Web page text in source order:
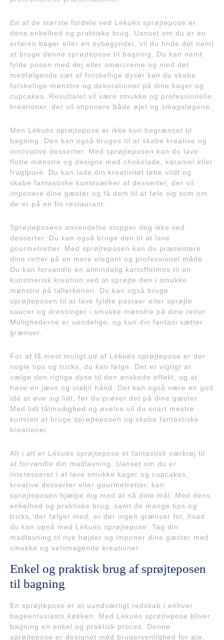
En af de største fordele ved Lékués sprøjtepose er
dens enkelhed og praktiske brug. Uanset om du er en
erfaren bager eller en nybegynder, vil du finde det nemt
at bruge denne sprøjtepose til bagning. Du kan nemt
fylde posen med dej eller smørcreme og med det
medfølgende sæt af forskellige dyser kan du skabe
forskellige mønstre og dekorationer på dine kager og
cupcakes. Resultatet vil være smukke og professionelle
kreationer, der vil imponere både øjet og smagsløgene.
Men Lékués sprøjtepose er ikke kun begrænset til
bagning. Den kan også bruges til at skabe kreative og
innovative desserter. Med sprøjteposen kan du lave
flotte mønstre og designs med chokolade, karamel eller
frugtpuré. Du kan lade din kreativitet løbe vildt og
skabe fantastiske kunstværker af desserter, der vil
imponere dine gæster og få dem til at føle sig som om
de er på en fin restaurant.
Sprøjteposens anvendelse stopper dog ikke ved
desserter. Du kan også bruge den til at lave
gourmetretter. Med sprøjteposen kan du præsentere
dine retter på en mere elegant og professionel måde.
Du kan forvandle en almindelig kartoffelmos til en
kunstnerisk kreation ved at sprøjte den i smukke
mønstre på tallerkenen. Du kan også bruge
sprøjteposen til at lave fyldte pastaer eller sprøjte
saucer og dressinger i smukke mønstre på dine retter.
Mulighederne er uendelige, og kun din fantasi sætter
grænser.
For at få mest muligt ud af Lékués sprøjtepose er der
nogle tips og tricks, du kan følge. Det er vigtigt at
vælge den rigtige dyse til den ønskede effekt, og at
have en jævn og stabil hånd. Det kan også være en god
idé at øve sig lidt, før du prøver det på dine gæster.
Med lidt tålmodighed og øvelse vil du snart mestre
kunsten at bruge sprøjteposen og skabe fantastiske
kreationer.
Alt i alt er Lékués sprøjtepose et fantastisk værktøj til
at forvandle din madlavning. Uanset om du er
interesseret i at lave smukke kager og cupcakes,
kreative desserter eller gourmetretter, kan
sprøjteposen hjælpe dig med at nå dine mål. Med dens
enkelhed og praktiske brug, samt de mange tips og
tricks, der følger med, er der ingen grænser for, hvad
du kan opnå med Lékués sprøjtepose. Tag din
madlavning til nye højder og imponer dine gæster med
smukke og velsmagende kreationer.
Enkel og praktisk brug af sprøjteposen
til bagning
En sprøjtepose er et uundværligt redskab i enhver
bageentusiasts køkken. Med Lékués sprøjtepose bliver
bagning en enkel og praktisk proces. Denne
sprøjtepose er designet med brugervenlighed for øje,